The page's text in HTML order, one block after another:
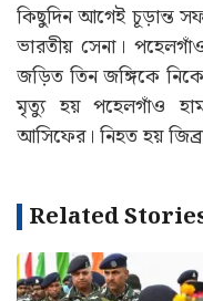
কিছুদিন আগেই চূড়ান্ত
ভারতীয় সেনা।
জড়িত তিন জঙ্গিকে
মৃত্যু হয় পহেলগাঁও
আসিফের। নিহত হয়
Related